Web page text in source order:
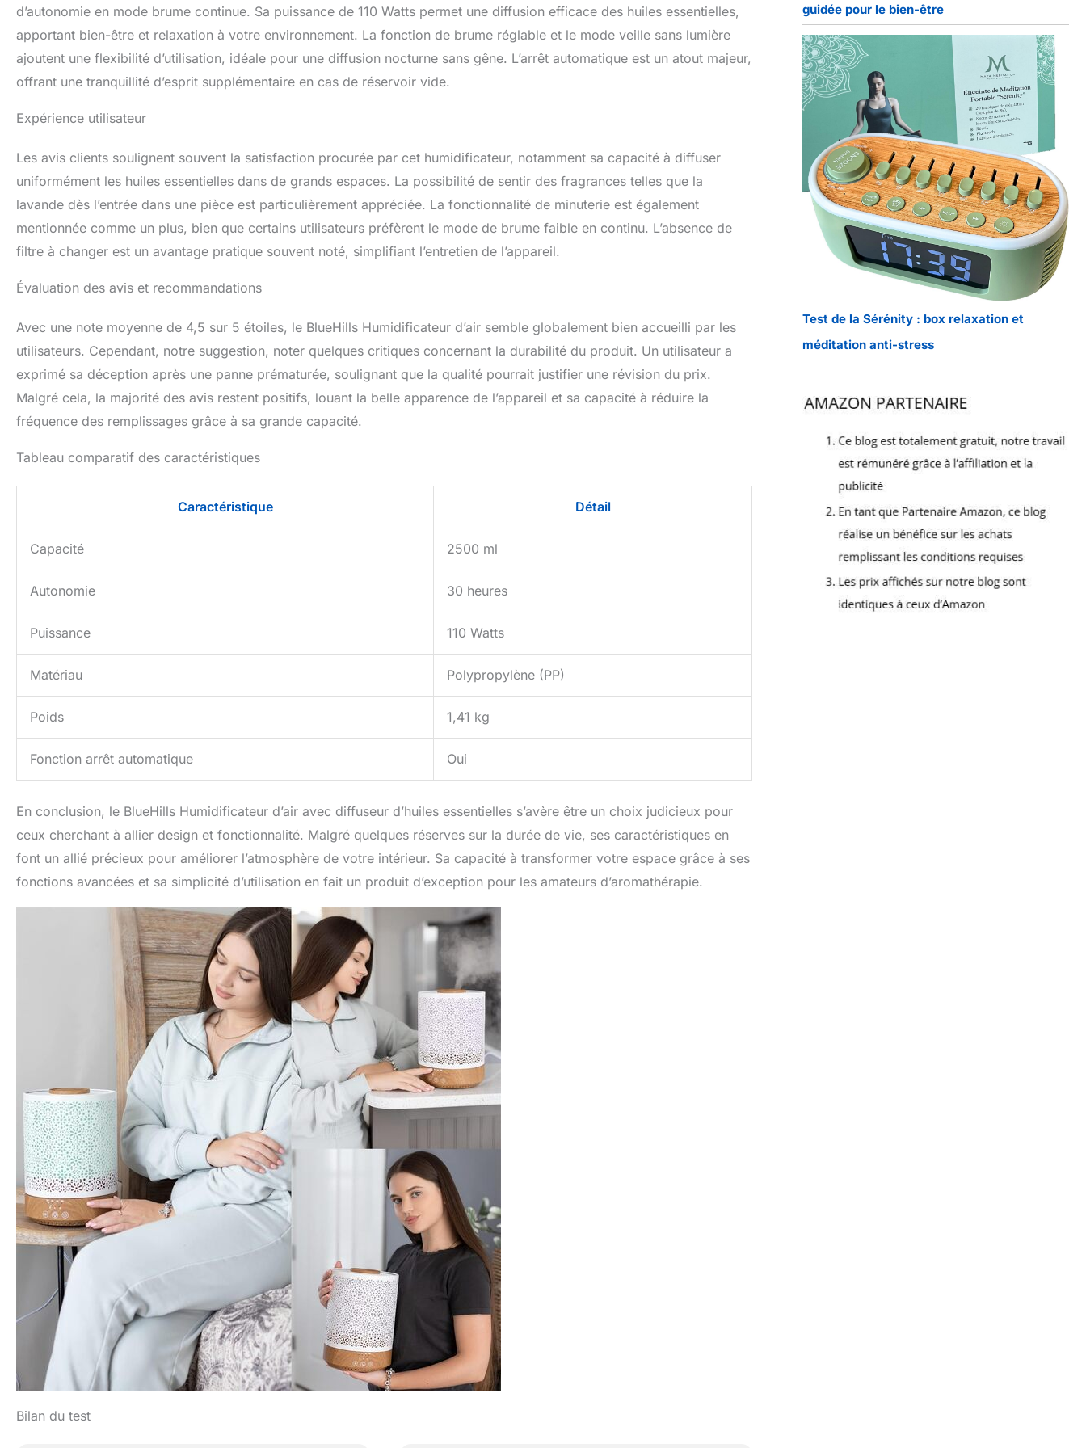
taille, de design et de fonction, c'est un cadeau bien pensé
d’autonomie en mode brume continue. Sa puissance de 110 Watts permet une diffusion efficace des huiles essentielles,
apportant bien-être et relaxation à votre environnement. La fonction de brume réglable et le mode veille sans lumière
ajoutent une flexibilité d’utilisation, idéale pour une diffusion nocturne sans gêne. L’arrêt automatique est un atout majeur,
offrant une tranquillité d’esprit supplémentaire en cas de réservoir vide.
Expérience utilisateur
Les avis clients soulignent souvent la satisfaction procurée par cet humidificateur, notamment sa capacité à diffuser
uniformément les huiles essentielles dans de grands espaces. La possibilité de sentir des fragrances telles que la
lavande dès l’entrée dans une pièce est particulièrement appréciée. La fonctionnalité de minuterie est également
mentionnée comme un plus, bien que certains utilisateurs préfèrent le mode de brume faible en continu. L’absence de
filtre à changer est un avantage pratique souvent noté, simplifiant l’entretien de l’appareil.
Évaluation des avis et recommandations
Avec une note moyenne de 4,5 sur 5 étoiles, le BlueHills Humidificateur d’air semble globalement bien accueilli par les
utilisateurs. Cependant, notre suggestion, noter quelques critiques concernant la durabilité du produit. Un utilisateur a
exprimé sa déception après une panne prématurée, soulignant que la qualité pourrait justifier une révision du prix.
Malgré cela, la majorité des avis restent positifs, louant la belle apparence de l’appareil et sa capacité à réduire la
fréquence des remplissages grâce à sa grande capacité.
Tableau comparatif des caractéristiques
Caractéristique Détail
Capacité 2500 ml
Autonomie 30 heures
Puissance 110 Watts
Matériau Polypropylène (PP)
Poids 1,41 kg
Fonction arrêt automatique Oui
En conclusion, le BlueHills Humidificateur d’air avec diffuseur d’huiles essentielles s’avère être un choix judicieux pour
ceux cherchant à allier design et fonctionnalité. Malgré quelques réserves sur la durée de vie, ses caractéristiques en
font un allié précieux pour améliorer l’atmosphère de votre intérieur. Sa capacité à transformer votre espace grâce à ses
fonctions avancées et sa simplicité d’utilisation en fait un produit d’exception pour les amateurs d’aromathérapie.
Bilan du test
guidée pour le bien-être
Test de la Sérénity : box relaxation et
méditation anti-stress